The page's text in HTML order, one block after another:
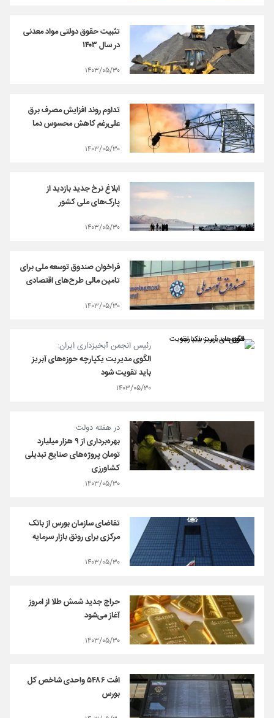
تثبیت حقوق دولتی مواد معدنی
در سال ۱۴۰۳
۱۴۰۳/۰۵/۳۰
تداوم روند افزایش مصرف برق
علی‌رغم کاهش محسوس دما
۱۴۰۳/۰۵/۳۰
ابلاغ نرخ جدید بازدید از
پارک‌های ملی کشور
۱۴۰۳/۰۵/۳۰
فراخوان صندوق توسعه ملی برای
تامین مالی طرح‌های اقتصادی
۱۴۰۳/۰۵/۳۰
رئیس انجمن آبخیزداری ایران:
الگوی مدیریت یکپارچه حوزه‌های آبریز
باید تقویت شود
۱۴۰۳/۰۵/۳۰
در هفته دولت:
بهره‌برداری از ۹ هزار میلیارد
تومان پروژه‌های صنایع تبدیلی
کشاورزی
۱۴۰۳/۰۵/۳۰
تقاضای سازمان بورس از بانک
مرکزی برای رونق بازار سرمایه
۱۴۰۳/۰۵/۳۰
حراج جدید شمش طلا از امروز
آغاز می‌شود
۱۴۰۳/۰۵/۳۰
افت ۵۴۸۶ واحدی شاخص کل
بورس